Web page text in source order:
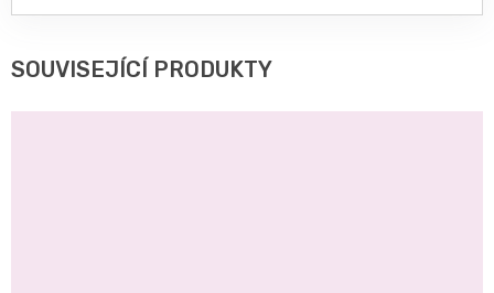
SOUVISEJÍCÍ PRODUKTY